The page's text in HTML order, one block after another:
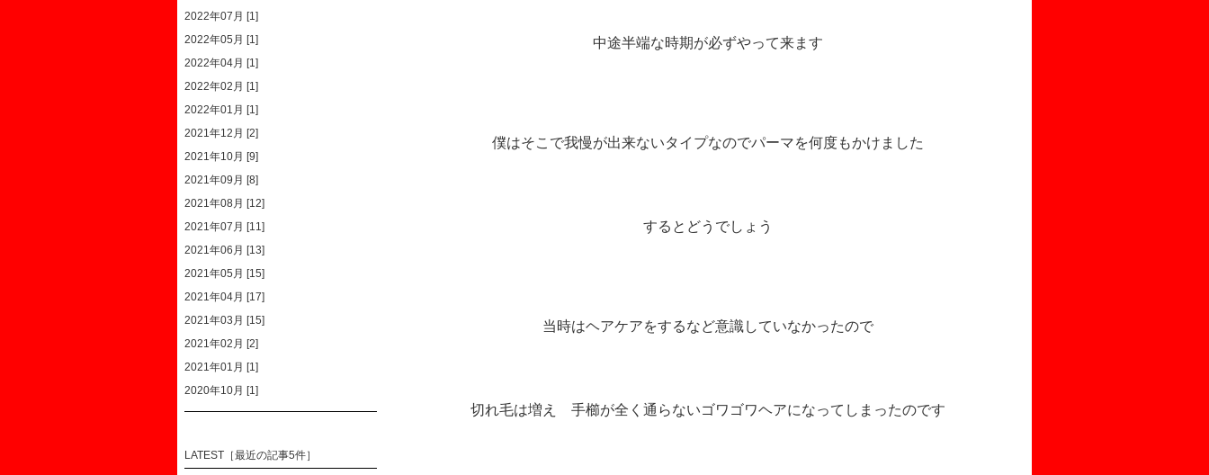
中途半端な時期が必ずやって来ます
僕はそこで我慢が出来ないタイプなのでパーマを何度もかけました
するとどうでしょう
当時はヘアケアをするなど意識していなかったので
切れ毛は増え 手櫛が全く通らないゴワゴワヘアになってしまったのです
2022年07月 [1]
2022年05月 [1]
2022年04月 [1]
2022年02月 [1]
2022年01月 [1]
2021年12月 [2]
2021年10月 [9]
2021年09月 [8]
2021年08月 [12]
2021年07月 [11]
2021年06月 [13]
2021年05月 [15]
2021年04月 [17]
2021年03月 [15]
2021年02月 [2]
2021年01月 [1]
2020年10月 [1]
LATEST［最近の記事5件］